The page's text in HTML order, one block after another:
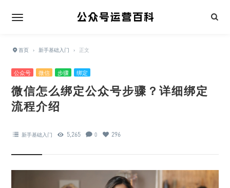
首页 › 新手基础入门 › 正文
公众号 微信 步骤 绑定
微信怎么绑定公众号步骤？详细绑定
流程介绍
新手基础入门 5,265 0 296